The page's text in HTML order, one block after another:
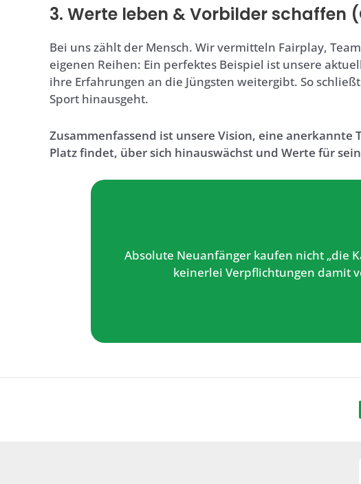
3. Werte leben & Vorbilder schaffen
Bei uns zählt der Mensch. Wir vermitteln Fairplay,
eigenen Reihen: Ein perfektes Beispiel ist unsere
ihre Erfahrungen an die Jüngsten weitergibt. So
Sport hinausgeht.
Zusammenfassend ist unsere Vision, eine
Platz findet, über sich hinauswächst und Werte für
Absolute Neuanfänger kaufen nicht „die
keinerlei Verpflichtungen damit